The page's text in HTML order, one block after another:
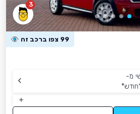
3
99 צפו ברכב זה
מ-
*